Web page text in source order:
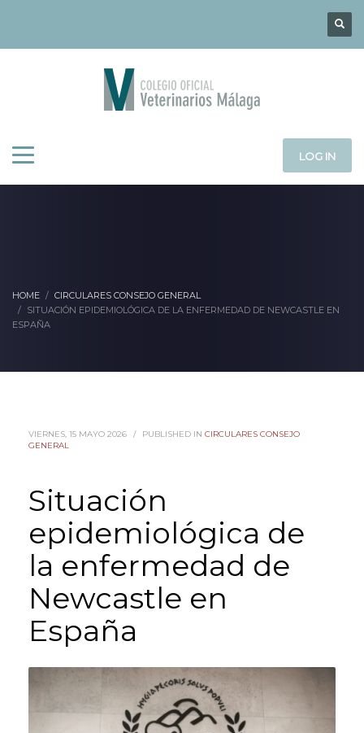
LOG IN
HOME
CIRCULARES CONSEJO GENERAL
SITUACIÓN EPIDEMIOLÓGICA DE LA ENFERMEDAD DE NEWCASTLE EN
ESPAÑA
VIERNES, 15 MAYO 2026 / PUBLISHED IN CIRCULARES CONSEJO
GENERAL
Situación
epidemiológica de
la enfermedad de
Newcastle en
España